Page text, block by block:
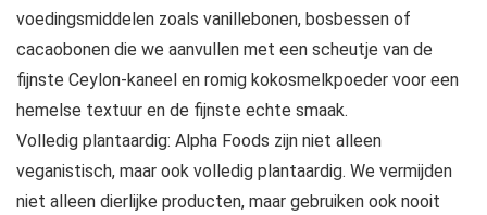
voedingsmiddelen zoals vanillebonen, bosbessen of
cacaobonen die we aanvullen met een scheutje van de
fijnste Ceylon-kaneel en romig kokosmelkpoeder voor een
hemelse textuur en de fijnste echte smaak.
Volledig plantaardig: Alpha Foods zijn niet alleen
veganistisch, maar ook volledig plantaardig. We vermijden
niet alleen dierlijke producten, maar gebruiken ook nooit